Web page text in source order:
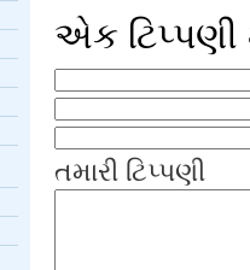
એક ટિપ્પણી
તમારી ટિપ્પણી